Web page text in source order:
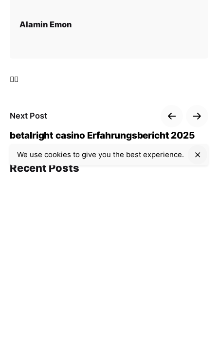
Alamin Emon
Next Post
betalright casino Erfahrungsbericht 2025
Recent Posts
We use cookies to give you the best experience.